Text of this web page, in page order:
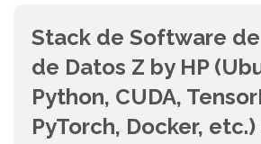
Stack de Software
de Datos Z by HP
Python, CUDA,
PyTorch, Docker, etc.)